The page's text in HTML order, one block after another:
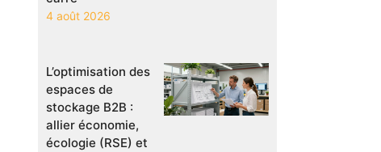
4 août 2026
L’optimisation des
espaces de
stockage B2B :
allier économie,
écologie (RSE) et